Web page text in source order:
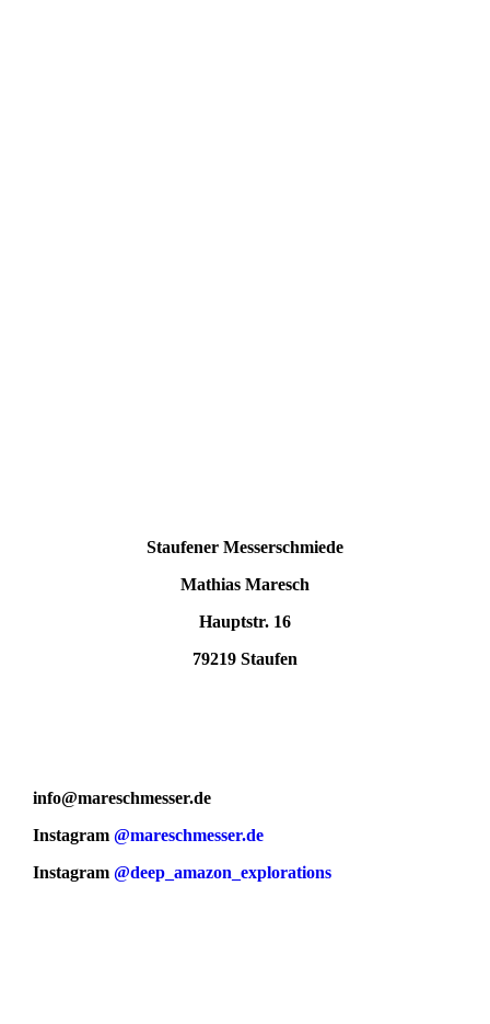
Staufener Messerschmiede
Mathias Maresch
Hauptstr. 16
79219 Staufen
info@mareschmesser.de
Instagram @mareschmesser.de
Instagram @deep_amazon_explorations